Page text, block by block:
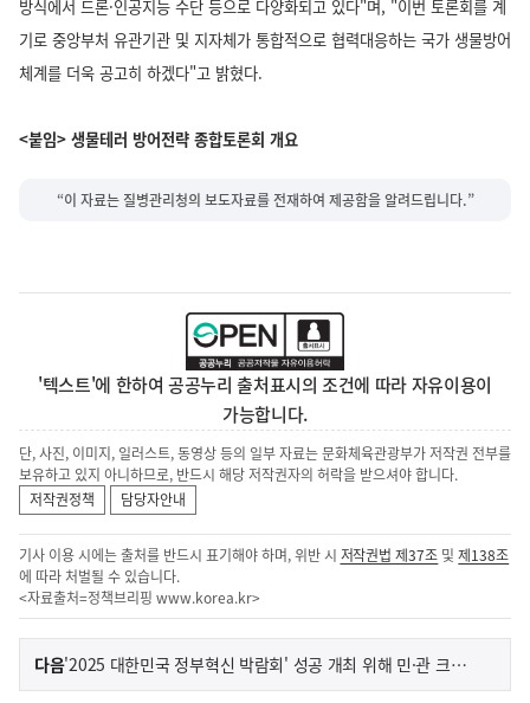
방식에서 드론·인공지능 수단 등으로 다양화되고 있다"며, "이번 토론회를 계
기로 중앙부처 유관기관 및 지자체가 통합적으로 협력대응하는 국가 생물방어
체계를 더욱 공고히 하겠다"고 밝혔다.
<붙임> 생물테러 방어전략 종합토론회 개요
“이 자료는 질병관리청의 보도자료를 전재하여 제공함을 알려드립니다.”
'텍스트'에 한하여 공공누리 출처표시의 조건에 따라 자유이용이
가능합니다.
단, 사진, 이미지, 일러스트, 동영상 등의 일부 자료는 문화체육관광부가 저작권 전부를
보유하고 있지 아니하므로, 반드시 해당 저작권자의 허락을 받으셔야 합니다.
저작권정책
담당자안내
기사 이용 시에는 출처를 반드시 표기해야 하며, 위반 시 저작권법 제37조 및제138조
에 따라 처벌될 수 있습니다.
<자료출처=정책브리핑 www.korea.kr>
이
전
다음기
'2025 대한민국 정부혁신 박람회' 성공 개최 위해 민·관 크리에이터 한 자리에